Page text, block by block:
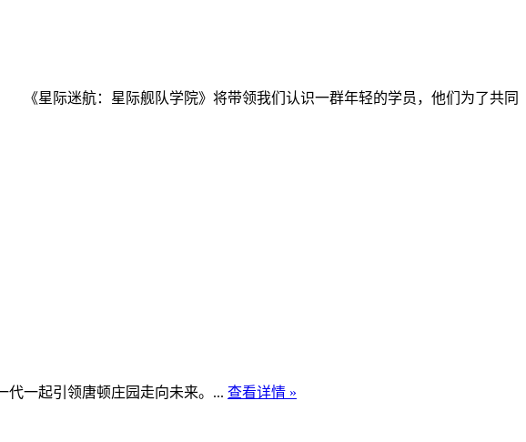
际迷航：星际舰队学院》将带领我们认识一群年轻的学员，他们为了共同
一起引领唐顿庄园走向未来。... 查看详情 »